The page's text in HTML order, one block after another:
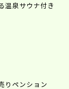
温泉サウナ付き
りペンション